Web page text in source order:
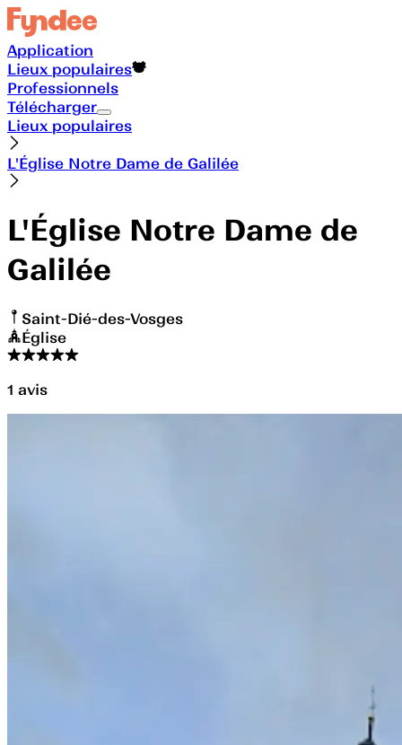
Application
Lieux populaires
Professionnels
Télécharger
Lieux populaires
L'Église Notre Dame de Galilée
L'Église Notre Dame de
Galilée
Saint-Dié-des-Vosges
Église
1 avis